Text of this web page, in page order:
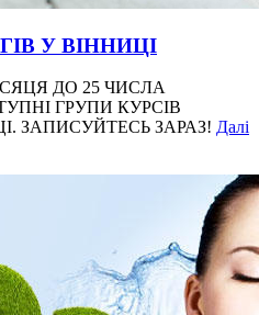
У ВІННИЦІ
ДО 25 ЧИСЛА
ГРУПИ КУРСІВ
ЗАПИСУЙТЕСЬ ЗАРАЗ! Далі